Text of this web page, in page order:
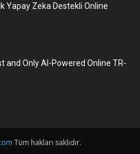
Yapay Zeka Destekli Online
and Only AI-Powered Online TR-
Tüm hakları saklıdır.